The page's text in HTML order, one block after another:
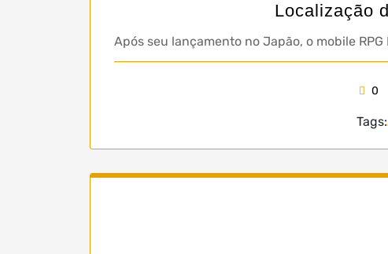
Localização
Após seu lançamento no Japão, o mobile
0
Tags: